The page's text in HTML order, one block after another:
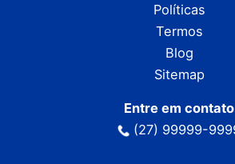
Políticas
Termos
Blog
Sitemap
Entre em contato
(27) 99999-